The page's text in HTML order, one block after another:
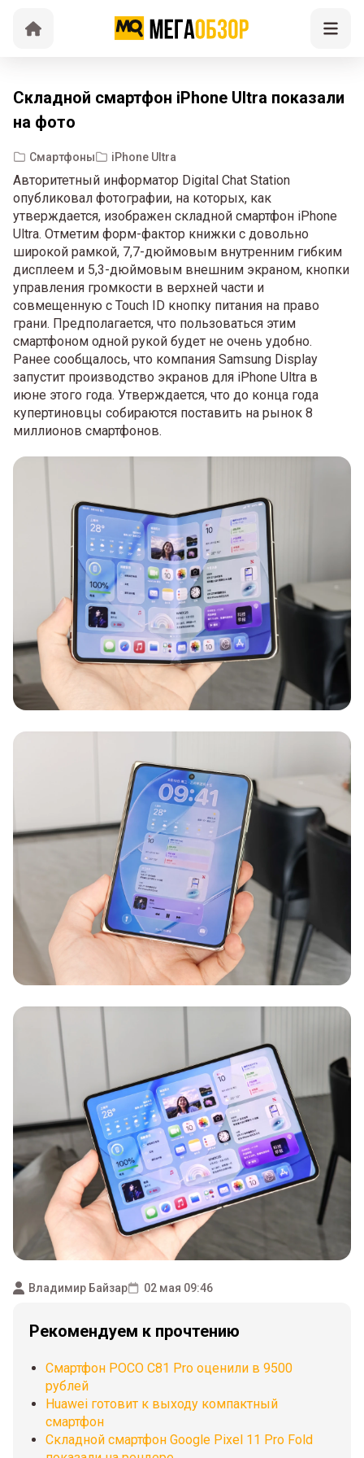
Складной смартфон iPhone Ultra показали
на фото
Смартфоны iPhone Ultra
Авторитетный информатор Digital Chat Station
опубликовал фотографии, на которых, как
утверждается, изображен складной смартфон iPhone
Ultra. Отметим форм-фактор книжки с довольно
широкой рамкой, 7,7-дюймовым внутренним гибким
дисплеем и 5,3-дюймовым внешним экраном, кнопки
управления громкости в верхней части и
совмещенную с Touch ID кнопку питания на право
грани. Предполагается, что пользоваться этим
смартфоном одной рукой будет не очень удобно.
Ранее сообщалось, что компания Samsung Display
запустит производство экранов для iPhone Ultra в
июне этого года. Утверждается, что до конца года
купертиновцы собираются поставить на рынок 8
миллионов смартфонов.
Владимир Байзар 02 мая 09:46
Рекомендуем к прочтению
Смартфон POCO C81 Pro оценили в 9500
рублей
Huawei готовит к выходу компактный
смартфон
Складной смартфон Google Pixel 11 Pro Fold